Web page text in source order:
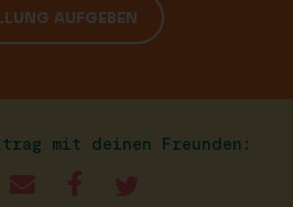
AUFGEBEN
mit deinen Freunden: